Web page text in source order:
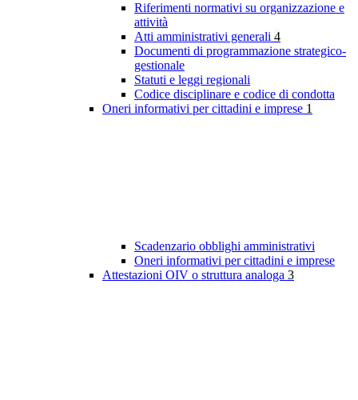
Riferimenti normativi su organizzazione e
attività
Atti amministrativi generali 4
Documenti di programmazione strategico-
gestionale
Statuti e leggi regionali
Codice disciplinare e codice di condotta
Oneri informativi per cittadini e imprese 1
Scadenzario obblighi amministrativi
Oneri informativi per cittadini e imprese
Attestazioni OIV o struttura analoga 3